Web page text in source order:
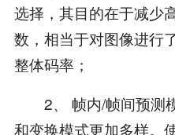
选择，其目的在于减少
数，相当于对图像进行
整体码率；
2、 帧内/帧间预测
和变换模式更加多样。